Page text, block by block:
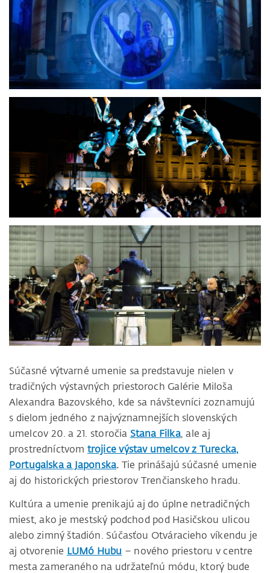
Súčasné výtvarné umenie sa predstavuje nielen v
tradičných výstavných priestoroch Galérie Miloša
Alexandra Bazovského, kde sa návštevníci zoznamujú
s dielom jedného z najvýznamnejších slovenských
umelcov 20. a 21. storočia Stana Filka, ale aj
prostredníctvom trojice výstav umelcov z Turecka,
Portugalska a Japonska. Tie prinášajú súčasné umenie
aj do historických priestorov Trenčianskeho hradu.
Kultúra a umenie prenikajú aj do úplne netradičných
miest, ako je mestský podchod pod Hasičskou ulicou
alebo zimný štadión. Súčasťou Otváracieho víkendu je
aj otvorenie LUMó Hubu – nového priestoru v centre
mesta zameraného na udržateľnú módu, ktorý bude